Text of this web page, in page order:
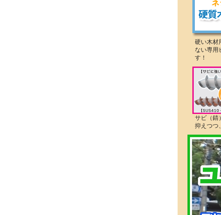
硬い木材
ない専用
す！
サビ（錆
抑えつつ